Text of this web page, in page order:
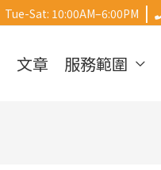
Tue-Sat: 10:00AM–6:00PM |
文章 服務範圍